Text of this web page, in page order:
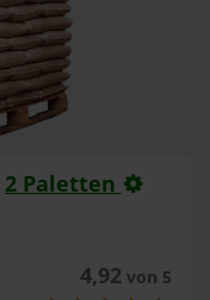
2 Paletten
4,92von 5